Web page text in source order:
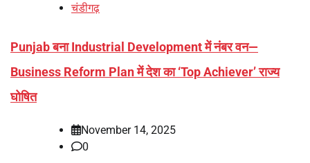
चंडीगढ़
Punjab बना Industrial Development में नंबर वन—
Business Reform Plan में देश का ‘Top Achiever’ राज्य
घोषित
November 14, 2025
0